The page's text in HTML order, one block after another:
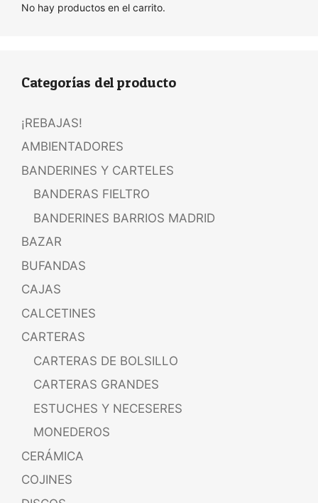
No hay productos en el carrito.
Categorías del producto
¡REBAJAS!
AMBIENTADORES
BANDERINES Y CARTELES
BANDERAS FIELTRO
BANDERINES BARRIOS MADRID
BAZAR
BUFANDAS
CAJAS
CALCETINES
CARTERAS
CARTERAS DE BOLSILLO
CARTERAS GRANDES
ESTUCHES Y NECESERES
MONEDEROS
CERÁMICA
COJINES